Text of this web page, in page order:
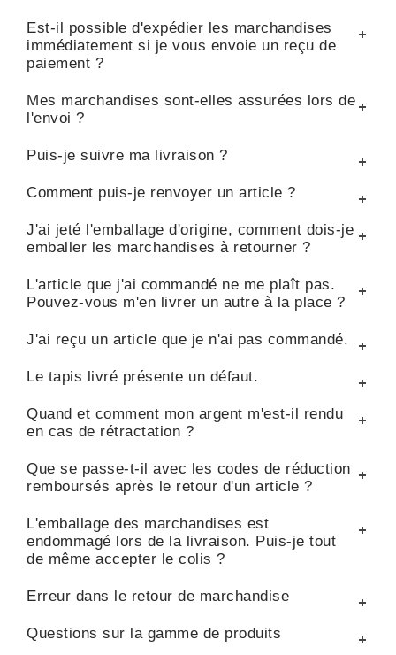
Est-il possible d'expédier les marchandises
immédiatement si je vous envoie un reçu de
paiement ?
Mes marchandises sont-elles assurées lors de
l'envoi ?
Puis-je suivre ma livraison ?
Comment puis-je renvoyer un article ?
J'ai jeté l'emballage d'origine, comment dois-je
emballer les marchandises à retourner ?
L'article que j'ai commandé ne me plaît pas.
Pouvez-vous m'en livrer un autre à la place ?
J'ai reçu un article que je n'ai pas commandé.
Le tapis livré présente un défaut.
Quand et comment mon argent m'est-il rendu
en cas de rétractation ?
Que se passe-t-il avec les codes de réduction
remboursés après le retour d'un article ?
L'emballage des marchandises est
endommagé lors de la livraison. Puis-je tout
de même accepter le colis ?
Erreur dans le retour de marchandise
Questions sur la gamme de produits